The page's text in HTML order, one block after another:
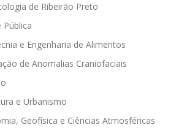
de Ribeirão Preto
Pública
e Engenharia de Alimentos
de Anomalias Craniofaciais
e Urbanismo
Geofísica e Ciências Atmosféricas